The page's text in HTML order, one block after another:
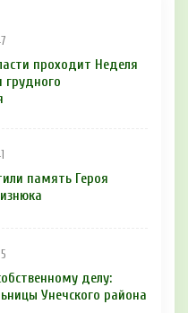
проходит Неделя
грудного
память Героя
делу:
Унечского района